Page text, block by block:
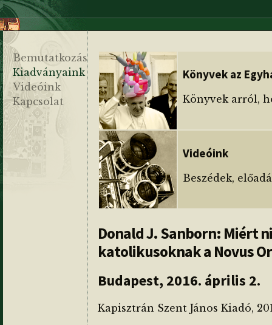
Bemutatkozás
Kiadványaink
Videóink
Kapcsolat
Könyvek az
Könyvek arról,
Videóink
Beszédek,
Donald J. Sanborn: Miért
katolikusoknak a Novus
Budapest, 2016. április 2.
Kapisztrán Szent János Kiadó,